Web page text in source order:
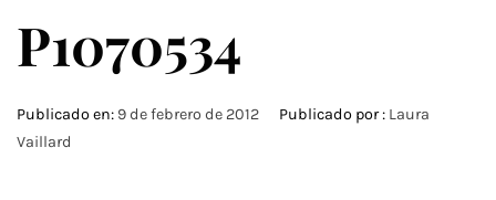
P1070534
Publicado en: 9 de febrero de 2012 Publicado por : Laura
Vaillard